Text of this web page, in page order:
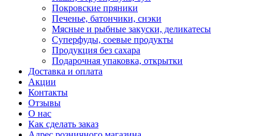
Покровские пряники
Печенье, батончики, снэки
Мясные и рыбные закуски, деликатесы
Суперфуды, соевые продукты
Продукция без сахара
Подарочная упаковка, открытки
Доставка и оплата
Акции
Контакты
Отзывы
О нас
Как сделать заказ